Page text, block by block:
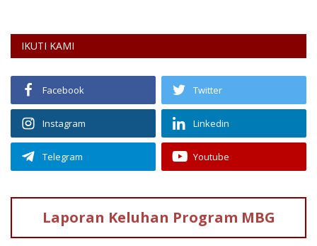
IKUTI KAMI
Facebook Twitter
Instagram Linkedin
Telegram Youtube
Laporan Keluhan Program MBG